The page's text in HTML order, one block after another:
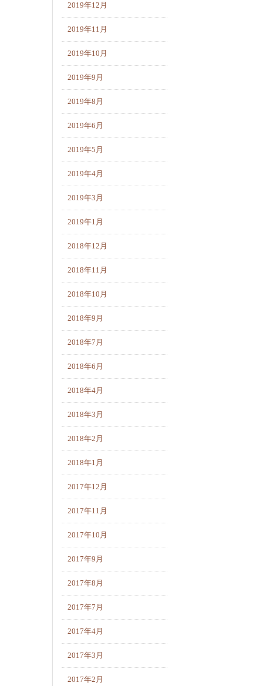
2019年12月
2019年11月
2019年10月
2019年9月
2019年8月
2019年6月
2019年5月
2019年4月
2019年3月
2019年1月
2018年12月
2018年11月
2018年10月
2018年9月
2018年7月
2018年6月
2018年4月
2018年3月
2018年2月
2018年1月
2017年12月
2017年11月
2017年10月
2017年9月
2017年8月
2017年7月
2017年4月
2017年3月
2017年2月